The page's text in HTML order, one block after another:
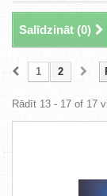
Salīdzināt (0)
1 2
Rādīt 13 - 17 of 17